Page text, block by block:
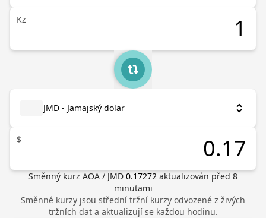
Kz
JMD - Jamajský dolar
$
Směnný kurz AOA / JMD 0.17272 aktualizován před 8
minutami
Směnné kurzy jsou střední tržní kurzy odvozené z živých
tržních dat a aktualizují se každou hodinu.